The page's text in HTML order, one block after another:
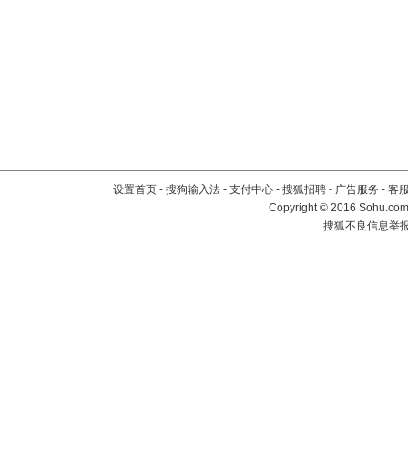
设置首页 - 搜狗输入法 - 支付中心 - 搜狐招聘 - 广告服务 - 客
Copyright©2016
搜狐不良信息举